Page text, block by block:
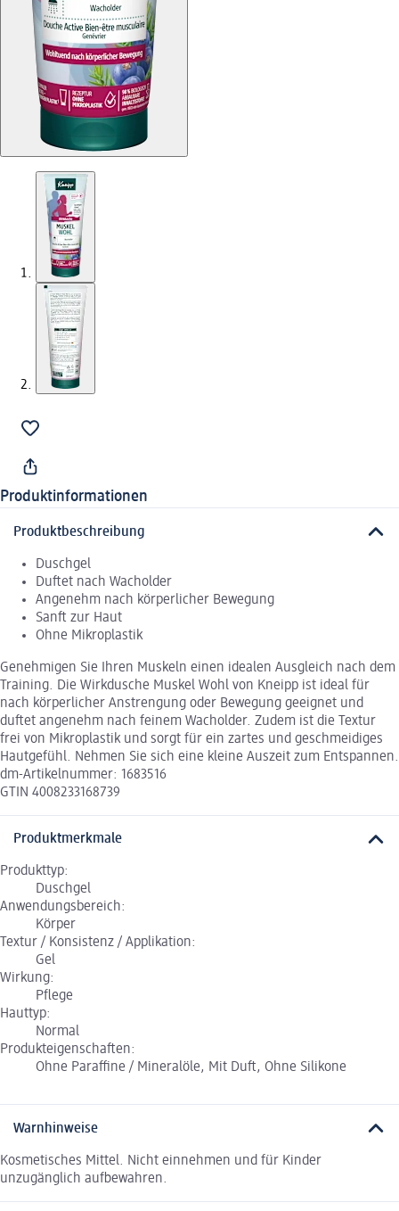
Produktinformationen
Produktbeschreibung
Duschgel
Duftet nach Wacholder
Angenehm nach körperlicher Bewegung
Sanft zur Haut
Ohne Mikroplastik
Genehmigen Sie Ihren Muskeln einen idealen Ausgleich nach dem
Training. Die Wirkdusche Muskel Wohl von Kneipp ist ideal für
nach körperlicher Anstrengung oder Bewegung geeignet und
duftet angenehm nach feinem Wacholder. Zudem ist die Textur
frei von Mikroplastik und sorgt für ein zartes und geschmeidiges
Hautgefühl. Nehmen Sie sich eine kleine Auszeit zum Entspannen.
dm-Artikelnummer: 1683516
GTIN 4008233168739
Produktmerkmale
Produkttyp:
Duschgel
Anwendungsbereich:
Körper
Textur / Konsistenz / Applikation:
Gel
Wirkung:
Pflege
Hauttyp:
Normal
Produkteigenschaften:
Ohne Paraffine / Mineralöle, Mit Duft, Ohne Silikone
Warnhinweise
Kosmetisches Mittel. Nicht einnehmen und für Kinder
unzugänglich aufbewahren.